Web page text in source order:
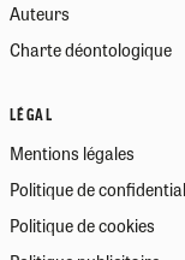
Auteurs
Charte déontologique
LÉGAL
Mentions légales
Politique de
Politique de cookies